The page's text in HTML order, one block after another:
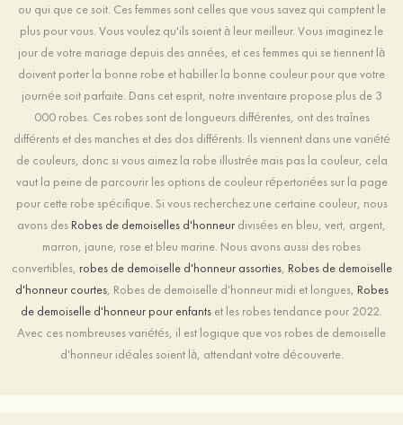
ou qui que ce soit. Ces femmes sont celles que vous savez qui comptent le
plus pour vous. Vous voulez qu'ils soient à leur meilleur. Vous imaginez le
jour de votre mariage depuis des années, et ces femmes qui se tiennent là
doivent porter la bonne robe et habiller la bonne couleur pour que votre
journée soit parfaite. Dans cet esprit, notre inventaire propose plus de 3
000 robes. Ces robes sont de longueurs différentes, ont des traînes
différents et des manches et des dos différents. Ils viennent dans une variété
de couleurs, donc si vous aimez la robe illustrée mais pas la couleur, cela
vaut la peine de parcourir les options de couleur répertoriées sur la page
pour cette robe spécifique. Si vous recherchez une certaine couleur, nous
avons des Robes de demoiselles d'honneur divisées en bleu, vert, argent,
marron, jaune, rose et bleu marine. Nous avons aussi des robes
convertibles, robes de demoiselle d'honneur assorties, Robes de demoiselle
d'honneur courtes, Robes de demoiselle d'honneur midi et longues, Robes
de demoiselle d'honneur pour enfants et les robes tendance pour 2022.
Avec ces nombreuses variétés, il est logique que vos robes de demoiselle
d'honneur idéales soient là, attendant votre découverte.